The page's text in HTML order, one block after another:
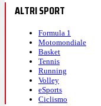
ALTRI SPORT
Formula 1
Motomondiale
Basket
Tennis
Running
Volley
eSports
Ciclismo